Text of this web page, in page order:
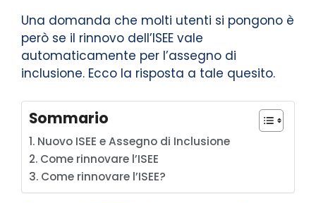
Una domanda che molti utenti si pongono è
però se il rinnovo dell’ISEE vale
automaticamente per l’assegno di
inclusione. Ecco la risposta a tale quesito.
Sommario
Nuovo ISEE e Assegno di Inclusione
Come rinnovare l’ISEE
Come rinnovare l’ISEE?